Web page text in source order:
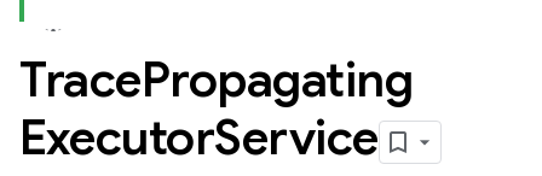
TracePropagating
ExecutorService